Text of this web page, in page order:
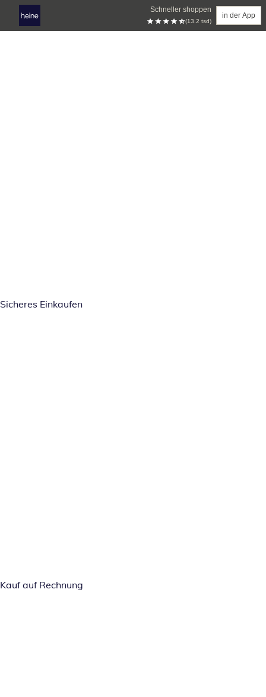
Schneller shoppen
(13.2 tsd)
in der App
Sicheres Einkaufen
Kauf auf Rechnung